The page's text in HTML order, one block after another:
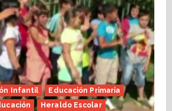
Infantil
Educación Primaria
Heraldo Escolar